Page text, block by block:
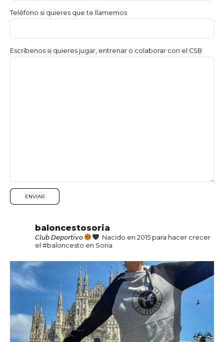
Teléfono si quieres que te llamemos
Escríbenos si quieres jugar, entrenar o colaborar con el CSB
baloncestosoria
𝘊𝘭𝘶𝘣 𝘋𝘦𝘱𝘰𝘳𝘵𝘪𝘷𝘰
Nacido en 2015 para hacer crecer
el #baloncesto en Soria